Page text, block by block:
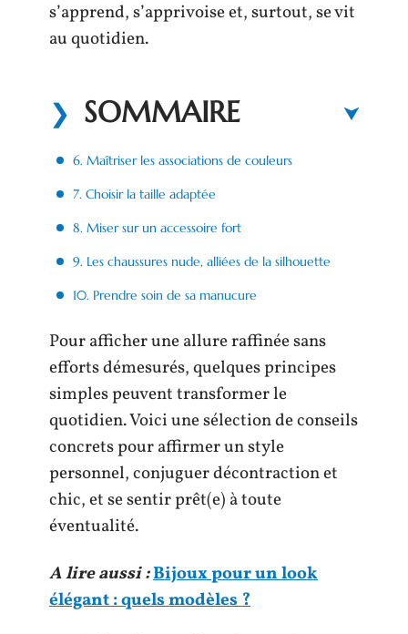
s’apprend, s’apprivoise et, surtout, se vit
au quotidien.
SOMMAIRE
6. Maîtriser les associations de couleurs
7. Choisir la taille adaptée
8. Miser sur un accessoire fort
9. Les chaussures nude, alliées de la silhouette
10. Prendre soin de sa manucure
Pour afficher une allure raffinée sans
efforts démesurés, quelques principes
simples peuvent transformer le
quotidien. Voici une sélection de conseils
concrets pour affirmer un style
personnel, conjuguer décontraction et
chic, et se sentir prêt(e) à toute
éventualité.
A lire aussi :Bijoux pour un look
élégant : quels modèles ?